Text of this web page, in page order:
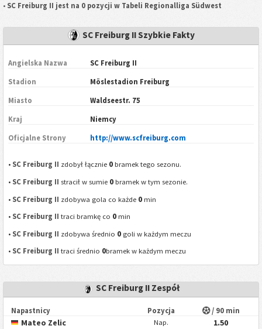
• SC Freiburg II jest na 0 pozycji w Tabeli Regionalliga Südwest
SC Freiburg II Szybkie Fakty
Angielska Nazwa SC Freiburg II
Stadion Möslestadion Freiburg
Miasto Waldseestr. 75
Kraj Niemcy
Oficjalne Strony http://www.scfreiburg.com
• SC Freiburg II zdobył łącznie 0 bramek tego sezonu.
• SC Freiburg II stracił w sumie 0 bramek w tym sezonie.
• SC Freiburg II zdobywa gola co każde 0 min
• SC Freiburg II traci bramkę co 0 min
• SC Freiburg II zdobywa średnio 0 goli w każdym meczu
• SC Freiburg II traci średnio 0bramek w każdym meczu
SC Freiburg II Zespół
Napastnicy Pozycja / 90 min
Mateo Zelic Nap.
1.50